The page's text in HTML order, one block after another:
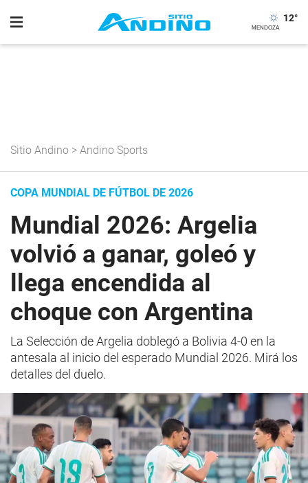
12°
Sitio Andino > Andino Sports
COPA MUNDIAL DE FÚTBOL DE 2026
Mundial 2026: Argelia
volvió a ganar, goleó y
llega encendida al
choque con Argentina
La Selección de Argelia doblegó a Bolivia 4-0 en la
antesala al inicio del esperado Mundial 2026. Mirá los
detalles del duelo.